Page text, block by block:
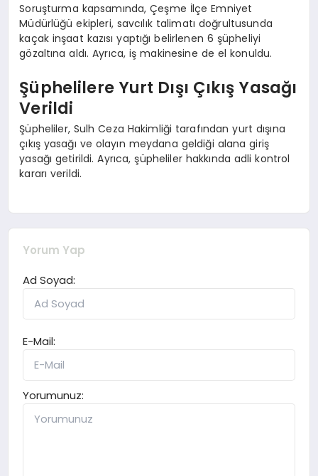
Soruşturma kapsamında, Çeşme İlçe Emniyet
Müdürlüğü ekipleri, savcılık talimatı doğrultusunda
kaçak inşaat kazısı yaptığı belirlenen 6 şüpheliyi
gözaltına aldı. Ayrıca, iş makinesine de el konuldu.
Şüphelilere Yurt Dışı Çıkış Yasağı
Verildi
Şüpheliler, Sulh Ceza Hakimliği tarafından yurt dışına
çıkış yasağı ve olayın meydana geldiği alana giriş
yasağı getirildi. Ayrıca, şüpheliler hakkında adli kontrol
kararı verildi.
Yorum Yap
Ad Soyad:
E-Mail:
Yorumunuz: